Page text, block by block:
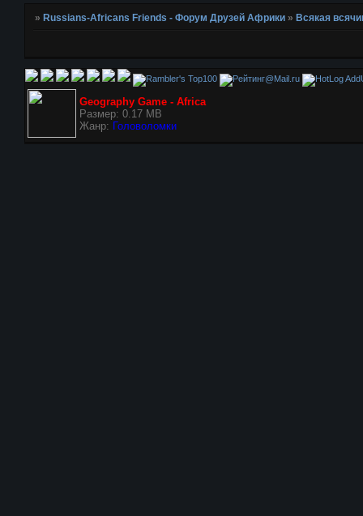
»Russians-Africans Friends - Форум Друзей Африки »Всякая
Geography Game - Africa
Размер: 0.17 MB
Жанр: Головоломки